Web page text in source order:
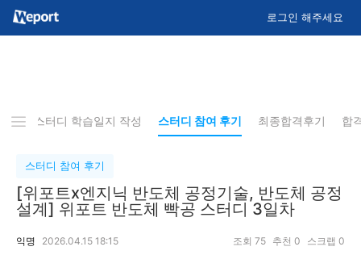
로그인 해주세요
항 스터디 학습일지 작성 스터디 참여 후기 최종합격후기 합
스터디 참여 후기
[위포트x엔지닉 반도체 공정기술, 반도체 공정
설계] 위포트 반도체 빡공 스터디 3일차
익명 2026.04.15 18:15 조회 75 추천 0 스크랩 0